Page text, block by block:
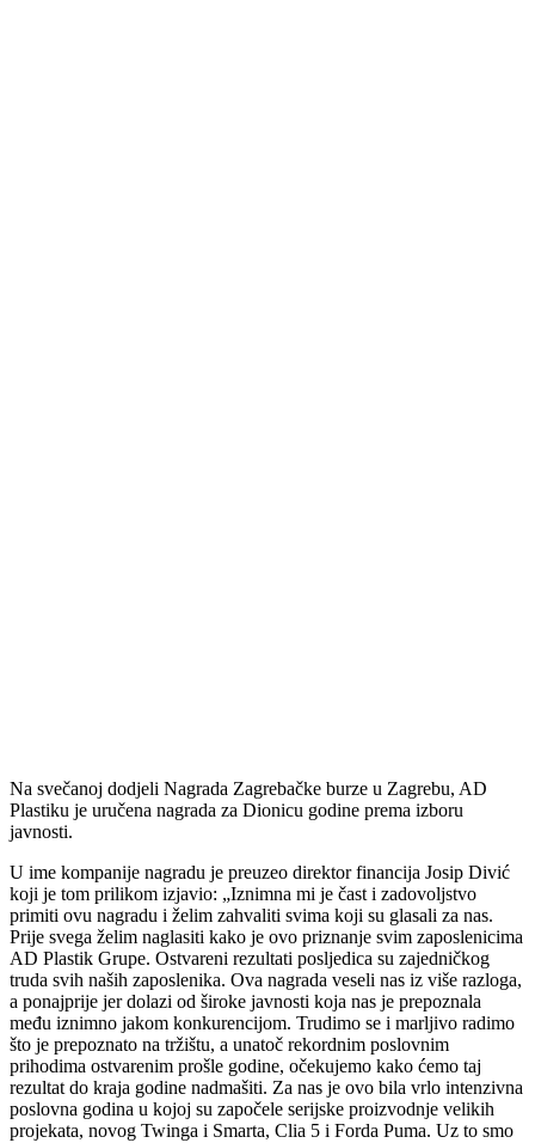
Na svečanoj dodjeli Nagrada Zagrebačke burze u Zagrebu, AD
Plastiku je uručena nagrada za Dionicu godine prema izboru
javnosti.
U ime kompanije nagradu je preuzeo direktor financija Josip Divić
koji je tom prilikom izjavio: „Iznimna mi je čast i zadovoljstvo
primiti ovu nagradu i želim zahvaliti svima koji su glasali za nas.
Prije svega želim naglasiti kako je ovo priznanje svim zaposlenicima
AD Plastik Grupe. Ostvareni rezultati posljedica su zajedničkog
truda svih naših zaposlenika. Ova nagrada veseli nas iz više razloga,
a ponajprije jer dolazi od široke javnosti koja nas je prepoznala
među iznimno jakom konkurencijom. Trudimo se i marljivo radimo
što je prepoznato na tržištu, a unatoč rekordnim poslovnim
prihodima ostvarenim prošle godine, očekujemo kako ćemo taj
rezultat do kraja godine nadmašiti. Za nas je ovo bila vrlo intenzivna
poslovna godina u kojoj su započele serijske proizvodnje velikih
projekata, novog Twinga i Smarta, Clia 5 i Forda Puma. Uz to smo